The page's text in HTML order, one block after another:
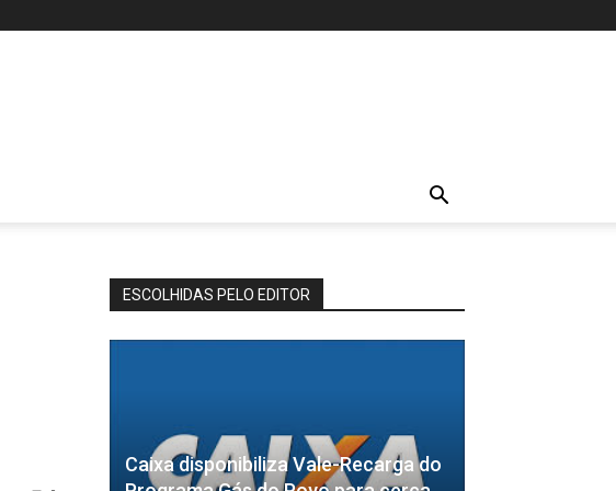
ESCOLHIDAS PELO EDITOR
Caixa disponibiliza Vale-Recarga do